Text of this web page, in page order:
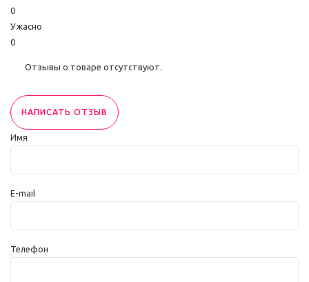
0
Ужасно
0
Отзывы о товаре отсутствуют.
НАПИСАТЬ ОТЗЫВ
Имя
E-mail
Телефон